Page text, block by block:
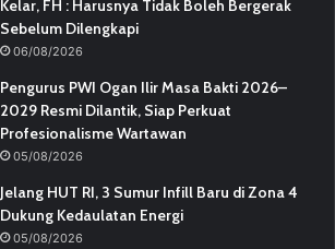
Kelar, FH : Harusnya Tidak Boleh Bergerak
Sebelum Dilengkapi
06/08/2026
Pengurus PWI Ogan Ilir Masa Bakti 2026–
2029 Resmi Dilantik, Siap Perkuat
Profesionalisme Wartawan
05/08/2026
Jelang HUT RI, 3 Sumur Infill Baru di Zona 4
Dukung Kedaulatan Energi
05/08/2026